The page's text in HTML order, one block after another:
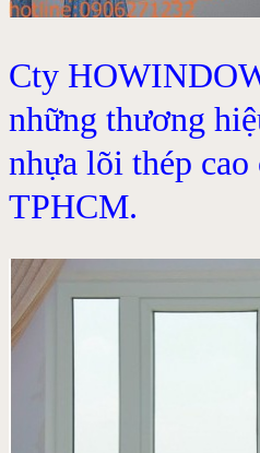
Cty
những thương
nhựa lõi thép cao
TPHCM.